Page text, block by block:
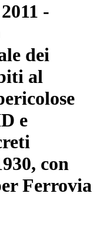
-
dei
al
e
con
Ferrovia